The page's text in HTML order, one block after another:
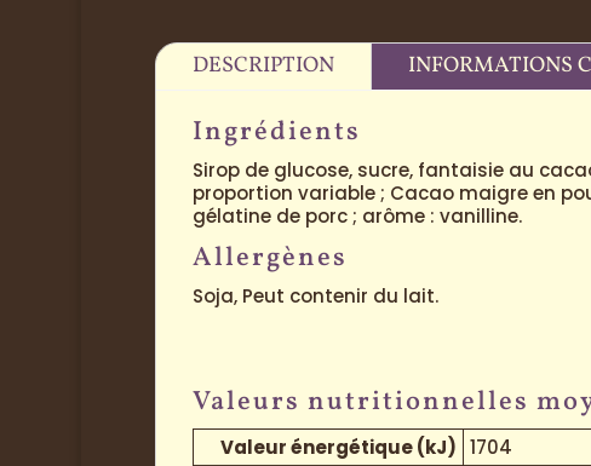
DESCRIPTION INFORMATIONS
Ingrédients
Sirop de glucose, sucre, fantaisie au
proportion variable ; Cacao maigre en
gélatine de porc ; arôme : vanilline.
Allergènes
Soja, Peut contenir du lait.
Valeurs nutritionnelles
Valeur énergétique (kJ) 1704